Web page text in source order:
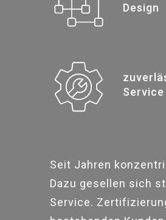
Design
Service
Seit Jahren
Dazu gesellen sich
Service.